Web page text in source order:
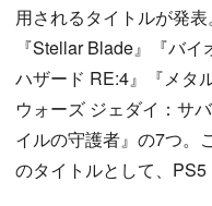
用されるタイトルが発
『Stellar Blade』『バ
ハザード RE:4』『メタ
ウォーズ ジェダイ：サ
イルの守護者』の7つ。
のタイトルとして、PS5